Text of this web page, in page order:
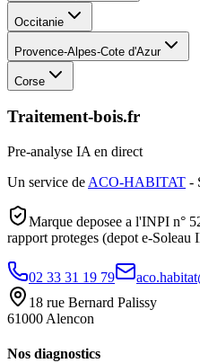
Occitanie
Provence-Alpes-Cote d'Azur
Corse
Traitement-bois.fr
Pre-analyse IA en direct
Un service de ACO-HABITAT -
Marque deposee a l'INPI n°
rapport proteges (depot e-Soleau
02 33 31 19 79
18 rue Bernard Palissy
61000 Alencon
Nos diagnostics